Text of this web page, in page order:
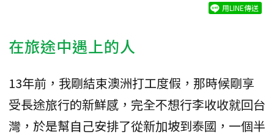
用LINE傳送
在旅途中遇上的人
13年前，我剛結束澳洲打工度假，那時候剛享
受長途旅行的新鮮感，完全不想行李收收就回台
灣，於是幫自己安排了從新加坡到泰國，一個半